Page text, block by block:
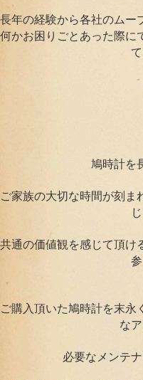
長年の経験から各社のムー
何かお困りごとあった際に
鳩時計を
ご家族の大切な時間が刻
共通の価値観を感じて頂け
ご購入頂いた鳩時計を末永
な
必要なメンテ